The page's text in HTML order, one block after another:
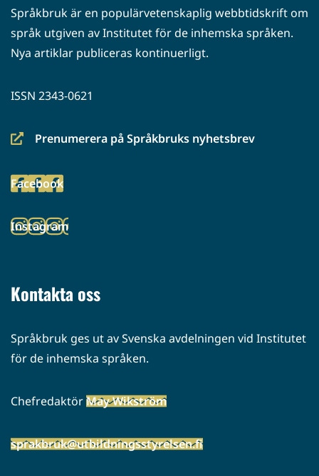
Språkbruk är en populärvetenskaplig webbtidskrift om
språk utgiven av Institutet för de inhemska språken.
Nya artiklar publiceras kontinuerligt.
ISSN 2343-0621
Prenumerera på Språkbruks nyhetsbrev
(siirryt
palveluun)
Facebook
(siirryt
palveluun)
Instagram
(siirryt
Kontakta oss
Språkbruk ges ut av Svenska avdelningen vid Institutet
för de inhemska språken.
ChefredaktörMay Wikström
sprakbruk@utbildningsstyrelsen.fi